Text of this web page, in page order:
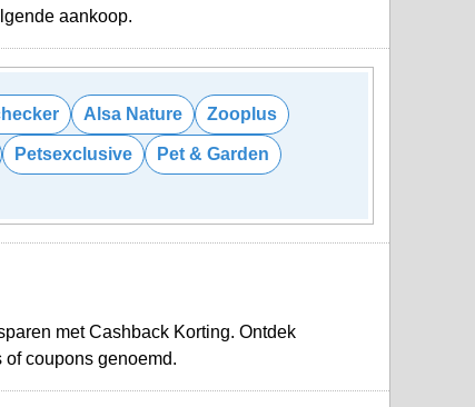
aankoop.
Alsa Nature Zooplus
Petsexclusive Pet & Garden
met Cashback Korting. Ontdek
coupons genoemd.